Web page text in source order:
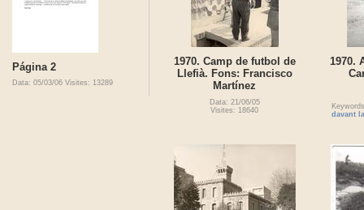
Página 2
Data: 05/03/06 Visites: 13289
1970. Camp de futbol de
Llefià. Fons: Francisco
Martínez
Data: 21/06/05
Visites: 18640
1970.
davant